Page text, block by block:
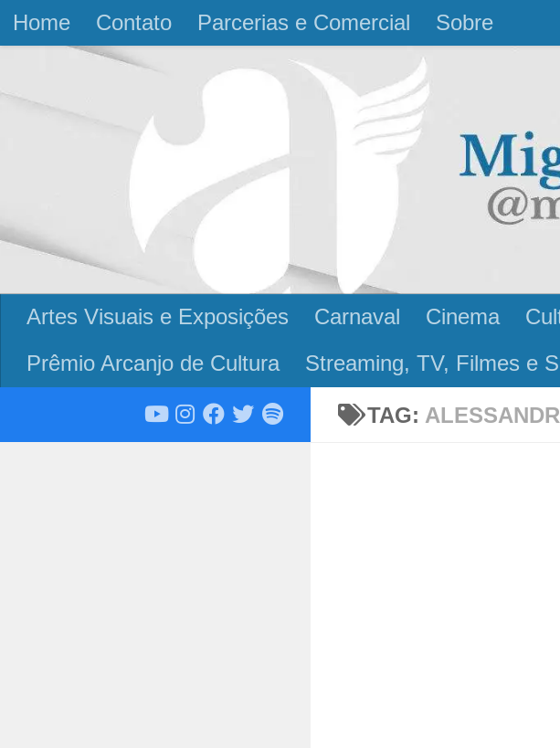
Skip to content
Home Contato Parcerias e Comercial Sobre
Artes Visuais e Exposições Carnaval Cinema
Prêmio Arcanjo de Cultura
Streaming, TV, Filmes e
TAG: